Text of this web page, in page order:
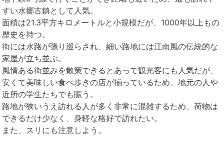
すい水郷古鎮として人気。
面積は21.3平方キロメートルと小規模だが、1000年以上もの
歴史を持つ。
街には水路が張り巡らされ、細い路地には江南風の伝統的な
家屋が立ち並ぶ。
風情ある街並みを散策できるとあって観光客にも人気だが、
安くて美味しい食べ歩きの店が揃っているため、地元の人や
近所の学生たちでも賑う。
路地が狭いうえ訪れる人が多く非常に混雑するため、荷物は
できるだけ少なく、身軽な格好で訪れたい。
また、スリにも注意しよう。